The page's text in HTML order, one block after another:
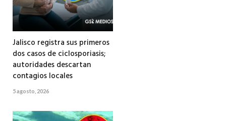
Jalisco registra sus primeros
dos casos de ciclosporiasis;
autoridades descartan
contagios locales
5 agosto, 2026